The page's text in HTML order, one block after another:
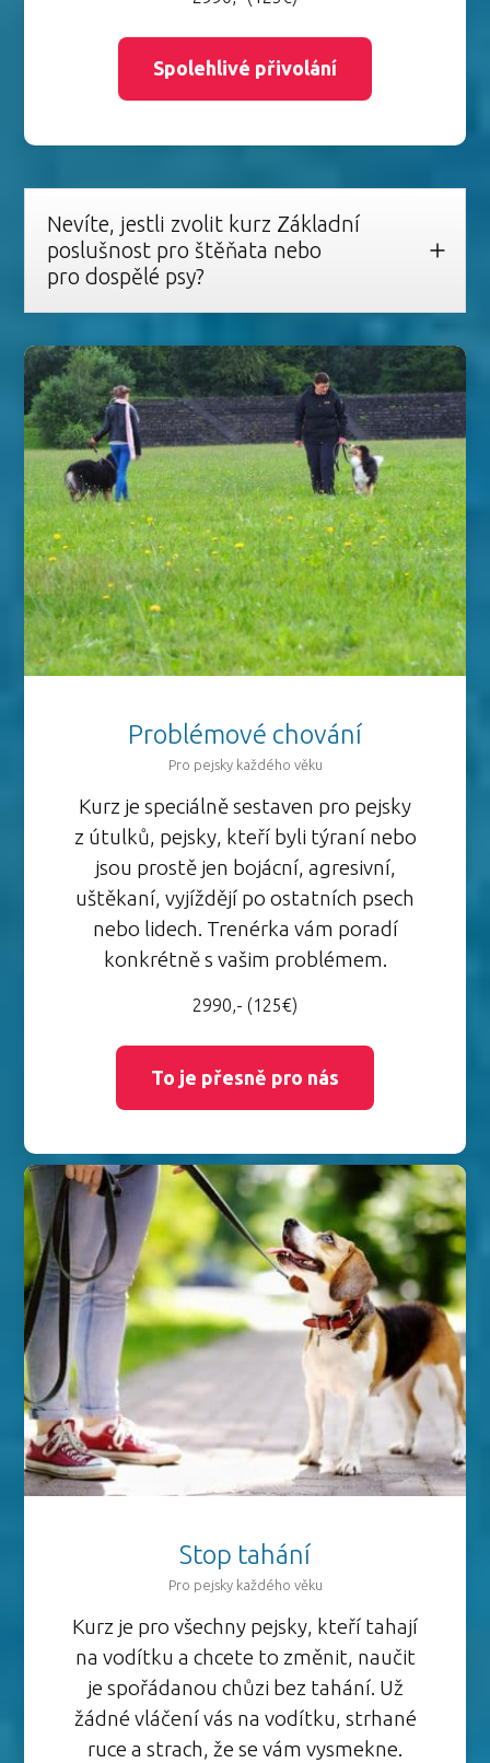
Spolehlivé přivolání
Nevíte, jestli zvolit kurz Základní
poslušnost pro štěňata nebo
pro dospělé psy?
Problémové chování
Pro pejsky každého věku
Kurz je speciálně sestaven pro pejsky
z útulků, pejsky, kteří byli týraní nebo
jsou prostě jen bojácní, agresivní,
uštěkaní, vyjíždějí po ostatních psech
nebo lidech. Trenérka vám poradí
konkrétně s vašim problémem.
2990,- (125€)
To je přesně pro nás
Stop tahání
Pro pejsky každého věku
Kurz je pro všechny pejsky, kteří tahají
na vodítku a chcete to změnit, naučit
je spořádanou chůzi bez tahání. Už
žádné vláčení vás na vodítku, strhané
ruce a strach, že se vám vysmekne.